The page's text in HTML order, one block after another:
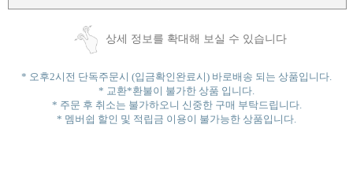
상세 정보를 확대해 보실 수 있습니다
* 오후2시전 단독주문시 (입금확인완료시) 바로배송 되는 상품입니다.
* 교환*환불이 불가한 상품 입니다.
* 주문 후 취소는 불가하오니 신중한 구매 부탁드립니다.
* 멤버쉽 할인 및 적립금 이용이 불가능한 상품입니다.